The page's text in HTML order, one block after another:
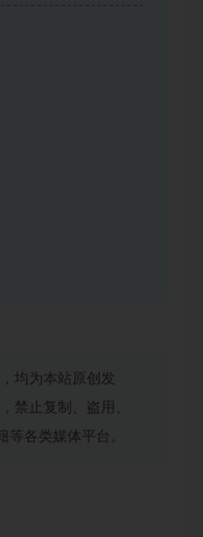
均为本站原创发
禁止复制、盗用、
等各类媒体平台。